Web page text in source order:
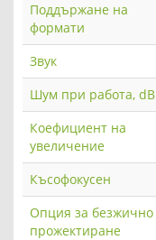
Поддържане на
формати
Звук
Шум при работа, dB
Коефициент на
увеличение
Късофокусен
Опция за безжично
прожектиране